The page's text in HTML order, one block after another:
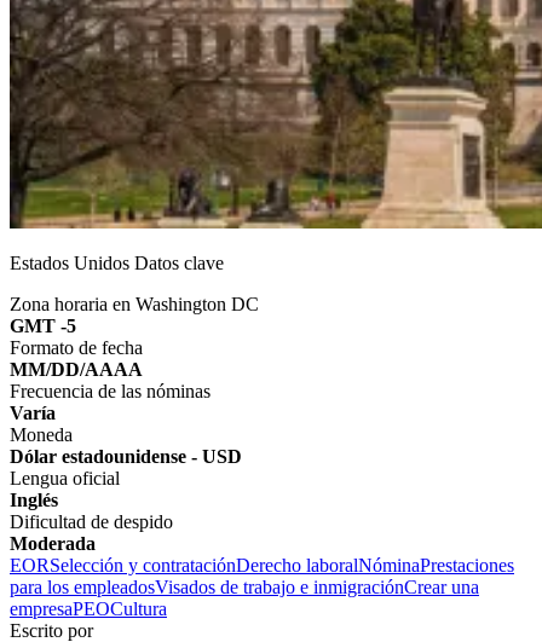
Estados Unidos Datos clave
Zona horaria en Washington DC
GMT -5
Formato de fecha
MM/DD/AAAA
Frecuencia de las nóminas
Varía
Moneda
Dólar estadounidense - USD
Lengua oficial
Inglés
Dificultad de despido
Moderada
EORSelección y contrataciónDerecho laboralNóminaPrestaciones
para los empleadosVisados de trabajo e inmigraciónCrear una
empresaPEOCultura
Escrito por